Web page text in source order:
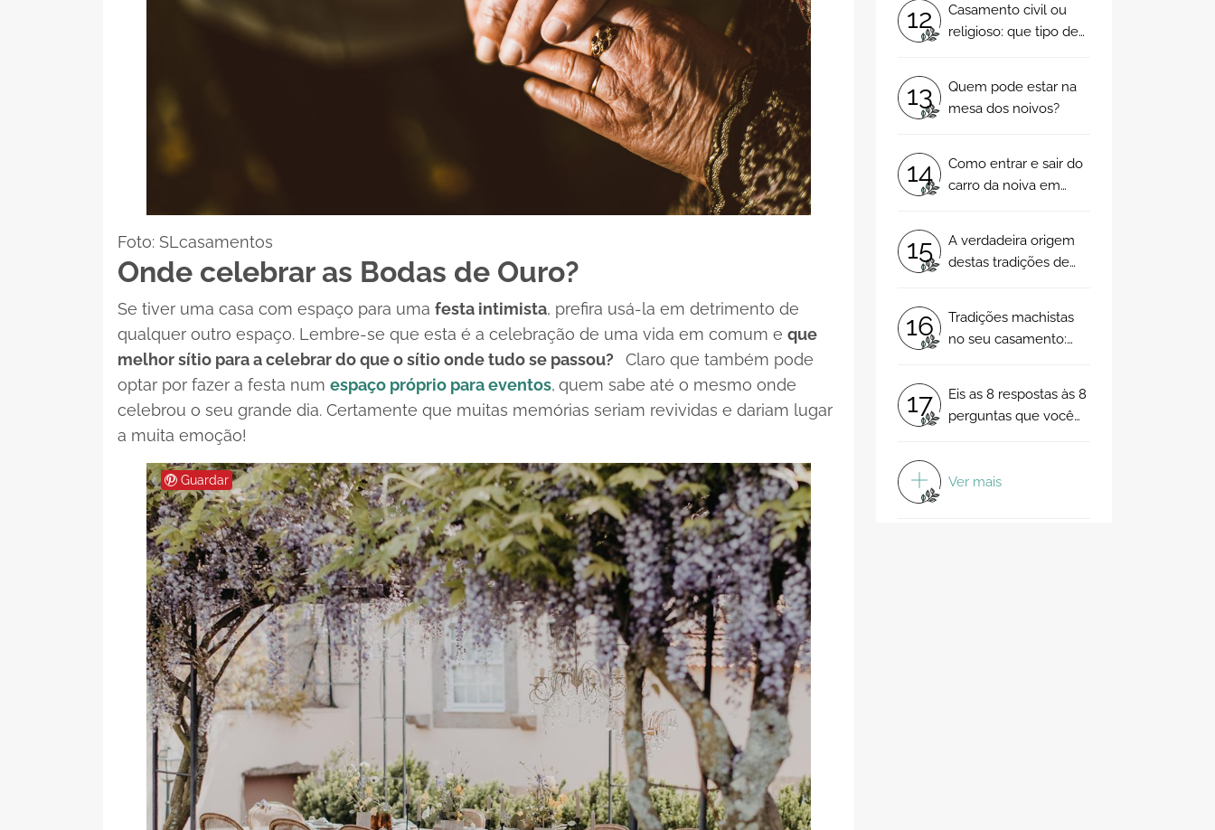
Foto: SLcasamentos
Onde celebrar as Bodas de Ouro?
Se tiver uma casa com espaço para uma festa intimista, prefira usá-la em detrimento de
qualquer outro espaço. Lembre-se que esta é a celebração de uma vida em comum e que
melhor sítio para a celebrar do que o sítio onde tudo se passou?
Claro que também pode
optar por fazer a festa num espaço próprio para eventos, quem sabe até o mesmo onde
celebrou o seu grande dia. Certamente que muitas memórias seriam revividas e dariam lugar
a muita emoção!
Guardar
12
Casamento civil ou
religioso: que tipo de
portugueses?
13
Quem pode estar na
mesa dos noivos?
14
Como entrar e sair do
carro da noiva em
15
A verdadeira origem
destas tradições de
16
Tradições machistas
no seu casamento:
17
Eis as 8 respostas às 8
perguntas que você
Ver mais